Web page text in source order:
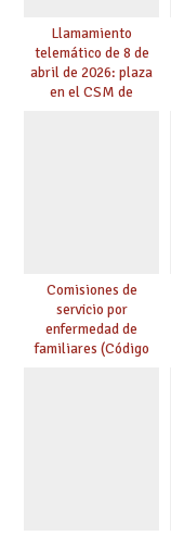
Llamamiento
telemático de 8 de
abril de 2026: plaza
en el CSM de
Comisiones de
servicio por
enfermedad de
familiares (Código